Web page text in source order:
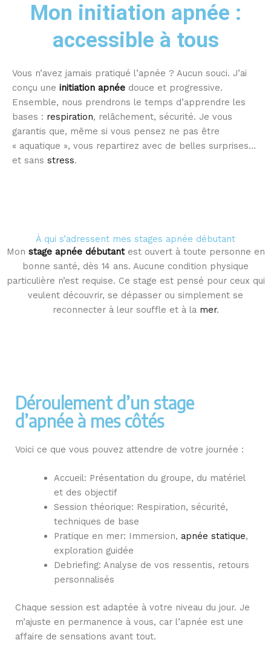
Mon initiation apnée :
accessible à tous
Vous n’avez jamais pratiqué l’apnée ? Aucun souci. J’ai
conçu une initiation apnée douce et progressive.
Ensemble, nous prendrons le temps d’apprendre les
bases : respiration, relâchement, sécurité. Je vous
garantis que, même si vous pensez ne pas être
« aquatique », vous repartirez avec de belles surprises…
et sans stress.
À qui s’adressent mes stages apnée débutant
Mon stage apnée débutantest ouvert à toute personne en
bonne santé, dès 14 ans. Aucune condition physique
particulière n’est requise. Ce stage est pensé pour ceux qui
veulent découvrir, se dépasser ou simplement se
reconnecter à leur souffle et à la mer.
Déroulement d’un stage
d’apnée à mes côtés
Voici ce que vous pouvez attendre de votre journée :
Accueil: Présentation du groupe, du matériel
et des objectif
Session théorique: Respiration, sécurité,
techniques de base
Pratique en mer: Immersion, apnée statique,
exploration guidée
Debriefing: Analyse de vos ressentis, retours
personnalisés
Chaque session est adaptée à votre niveau du jour. Je
m’ajuste en permanence à vous, car l’apnée est une
affaire de sensations avant tout.